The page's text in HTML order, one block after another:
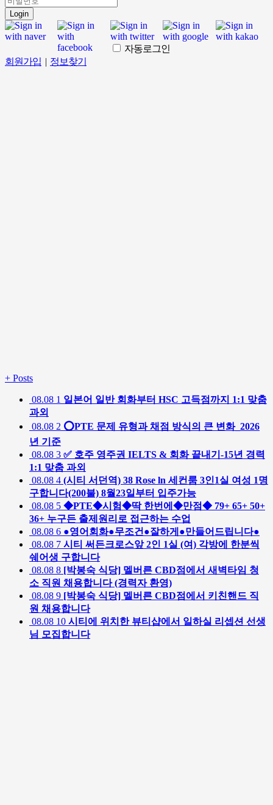
Login
자동로그인
회원가입 | 정보찾기
+ Posts
08.08 1 일본어 일반 회화부터 HSC 고득점까지 1:1 맞춤
과외
08.08 2 ⭕️PTE 문제 유형과 채점 방식의 큰 변화_2026
년 기준
08.08 3 ✅ 호주 영주권 IELTS & 회화 끝내기-15년 경력
1:1 맞춤 과외
08.08 4 (시티 서던역) 38 Rose ln 세컨룸 3인1실 여성 1명
구합니다(200불) 8월23일부터 입주가능
08.08 5 ◆PTE◆시험◆딱 한번에◆만점◆ 79+ 65+ 50+
36+ 누구든 출제원리로 접근하는 수업
08.08 6 ●영어회화●무조건●잘하게●만들어드립니다●
08.08 7 시티 써든크로스앞 2인 1실 (여) 각방에 한분씩
쉐어생 구합니다
08.08 8 [박봉숙 식당] 멜버른 CBD점에서 새벽타임 청
소 직원 채용합니다 (경력자 환영)
08.08 9 [박봉숙 식당] 멜버른 CBD점에서 키친핸드 직
원 채용합니다
08.08 10 시티에 위치한 뷰티샵에서 일하실 리셉션 선생
님 모집합니다